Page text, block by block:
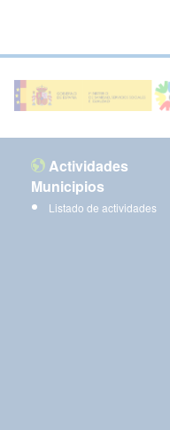
Actividades
Municipios
Listado de actividades